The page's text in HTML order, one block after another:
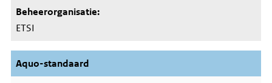
ETSI
Aquo-standaard